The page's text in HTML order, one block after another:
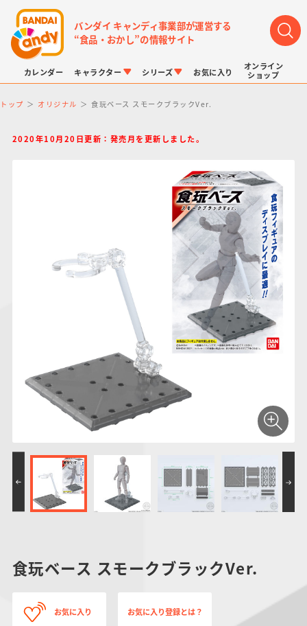
バンダイ キャンディ事業部が運営する
“食品・おかし”の情報サイト
カレンダー キャラクター
スーパー戦隊シリー
ズ
プリキュアシリーズ
ガンダムシリーズ
ドラゴンボール
アンパンマン
シリーズ
チョコサプ
にふぉるめーしょん
＆スクエアシール
ポケモンキッズ
ポケモンスケールワ
ールド
わ
お気に入り
オンライン
ショップ
トップ オリジナル 食玩ベース スモークブラックVer.
2020年10月20日更新：発売月を更新しました。
食玩ベース スモークブラックVer.
お気に入り お気に入り登録とは？